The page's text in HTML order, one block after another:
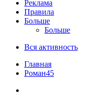
Реклама
Правила
Больше
Больше
Вся активность
Главная
Роман45